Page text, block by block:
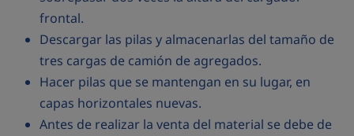
frontal.
Descargar las pilas y almacenarlas del tamaño de
tres cargas de camión de agregados.
Hacer pilas que se mantengan en su lugar, en
capas horizontales nuevas.
Antes de realizar la venta del material se debe de